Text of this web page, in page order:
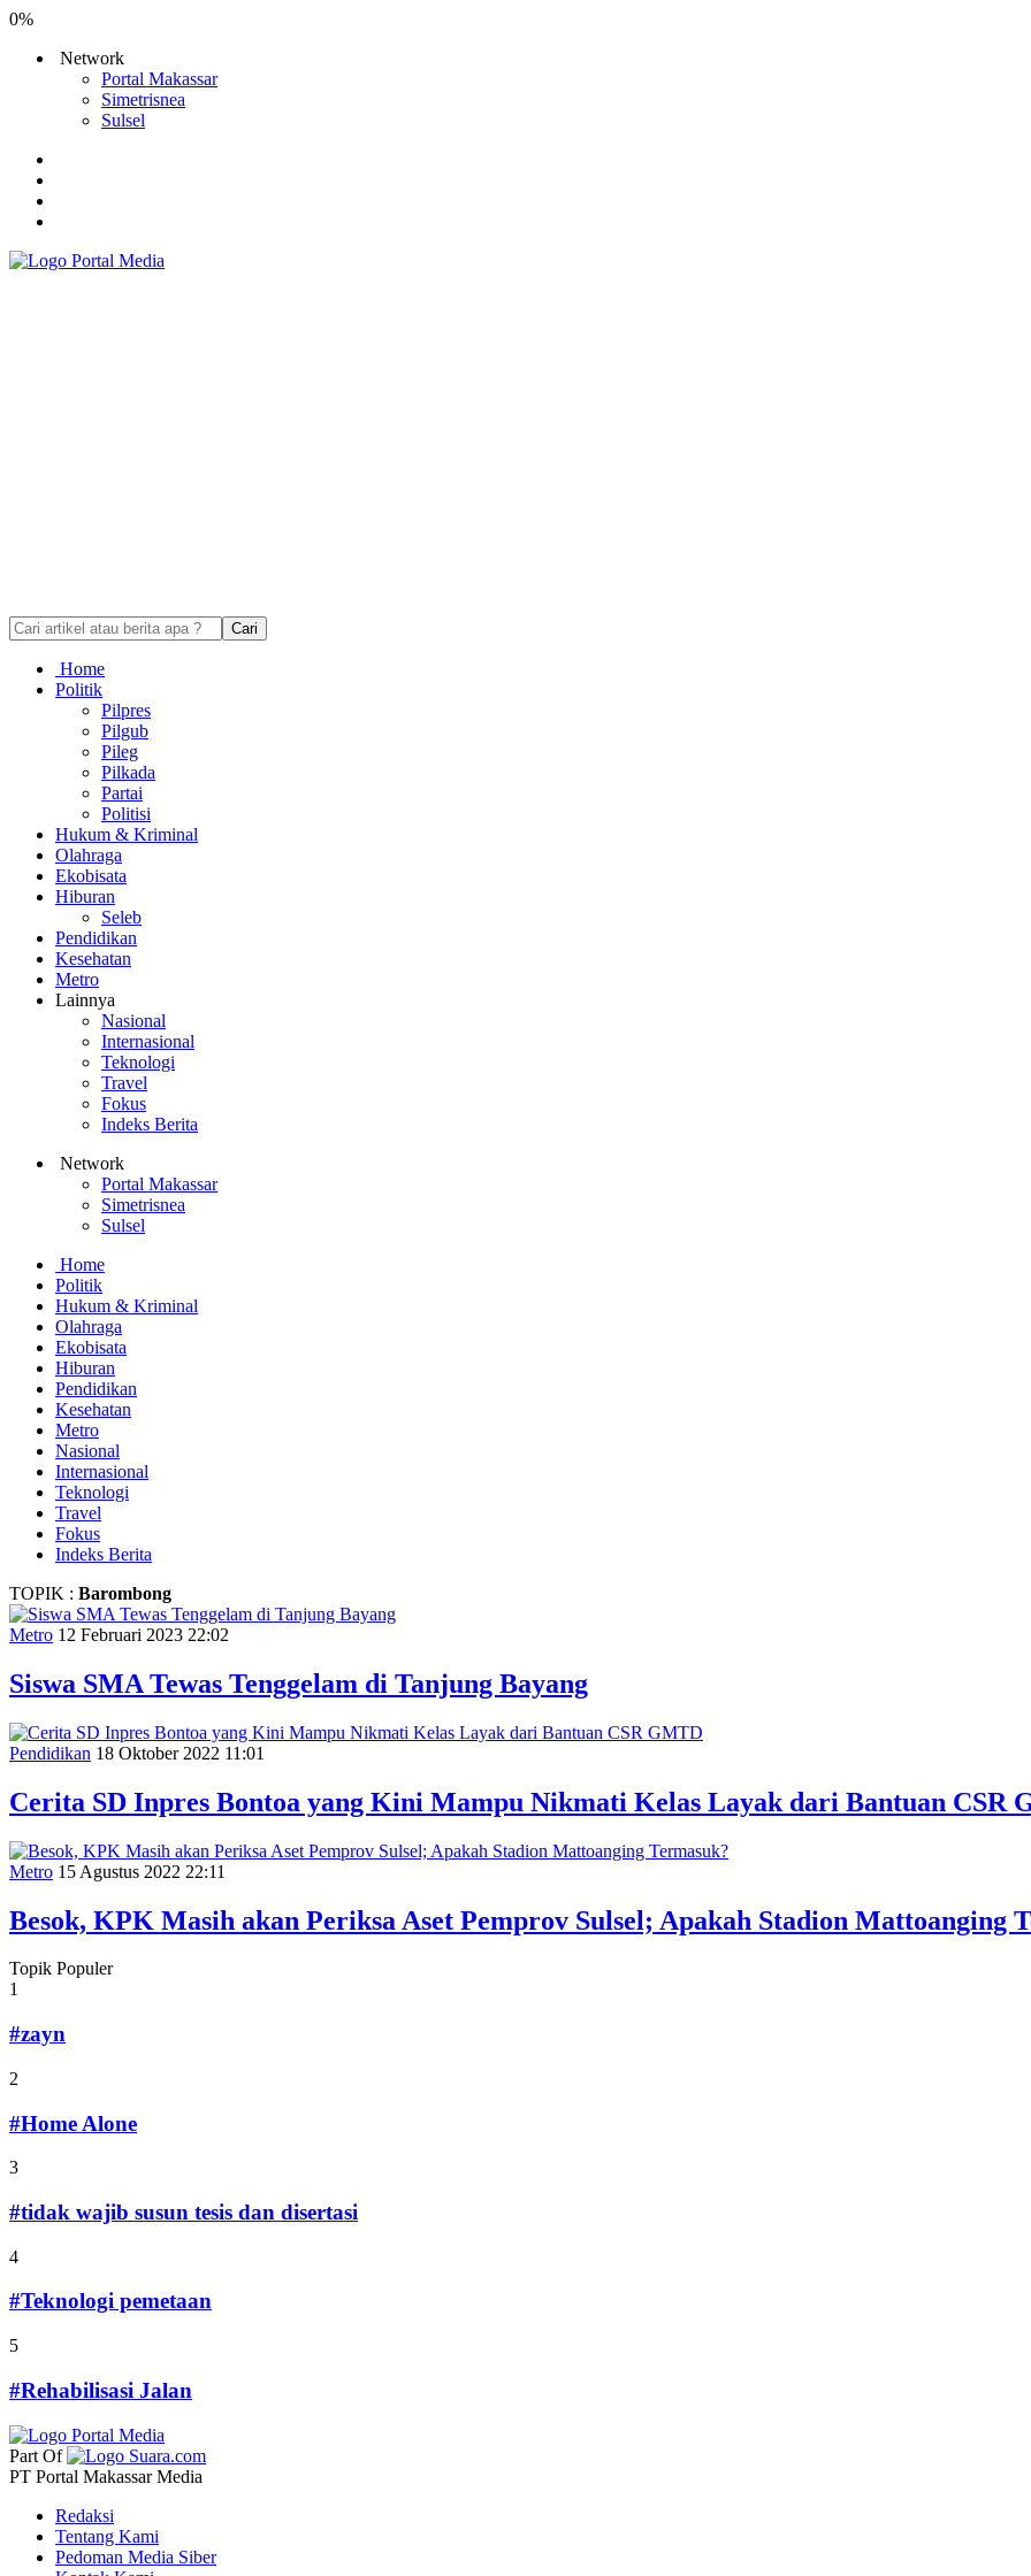
0%
Network
Portal Makassar
Simetrisnea
Sulsel
Cari
Home
Politik
Pilpres
Pilgub
Pileg
Pilkada
Partai
Politisi
Hukum & Kriminal
Olahraga
Ekobisata
Hiburan
Seleb
Pendidikan
Kesehatan
Metro
Lainnya
Nasional
Internasional
Teknologi
Travel
Fokus
Indeks Berita
Network
Portal Makassar
Simetrisnea
Sulsel
Home
Politik
Hukum & Kriminal
Olahraga
Ekobisata
Hiburan
Pendidikan
Kesehatan
Metro
Nasional
Internasional
Teknologi
Travel
Fokus
Indeks Berita
TOPIK : Barombong
Metro 12 Februari 2023 22:02
Siswa SMA Tewas Tenggelam di Tanjung Bayang
Pendidikan 18 Oktober 2022 11:01
Cerita SD Inpres Bontoa yang Kini Mampu Nikmati Kelas Layak dari Bantuan CSR
Metro 15 Agustus 2022 22:11
Besok, KPK Masih akan Periksa Aset Pemprov Sulsel; Apakah Stadion Mattoanging
Topik Populer
1
#zayn
2
#Home Alone
3
#tidak wajib susun tesis dan disertasi
4
#Teknologi pemetaan
5
#Rehabilisasi Jalan
Part Of
PT Portal Makassar Media
Redaksi
Tentang Kami
Pedoman Media Siber